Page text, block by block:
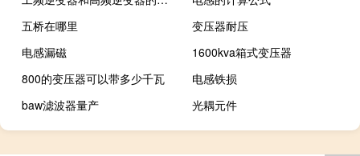
五桥在哪里
变压器耐压
电感漏磁
1600kva箱式变压器
800的变压器可以带多少千瓦
电感铁损
baw滤波器量产
光耦元件